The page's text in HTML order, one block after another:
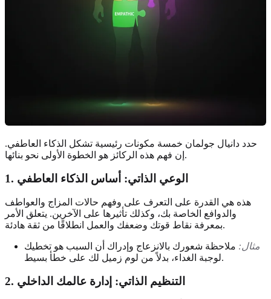
حدد دانيال جولمان خمسة مكونات رئيسية تشكل الذكاء العاطفي.
إن فهم هذه الركائز هو الخطوة الأولى نحو بنائها.
1. الوعي الذاتي: أساس الذكاء العاطفي
هذه هي القدرة على التعرف على وفهم حالات المزاج والعواطف
والدوافع الخاصة بك، وكذلك تأثيرها على الآخرين. يتعلق الأمر
بمعرفة نقاط قوتك وضعفك والعمل انطلاقًا من ثقة هادئة.
مثال: ملاحظة شعورك بالانزعاج وإدراك أن السبب هو تخطيك
لوجبة الغداء، بدلاً من لوم زميل لك على خطأ بسيط.
2. التنظيم الذاتي: إدارة عالمك الداخلي